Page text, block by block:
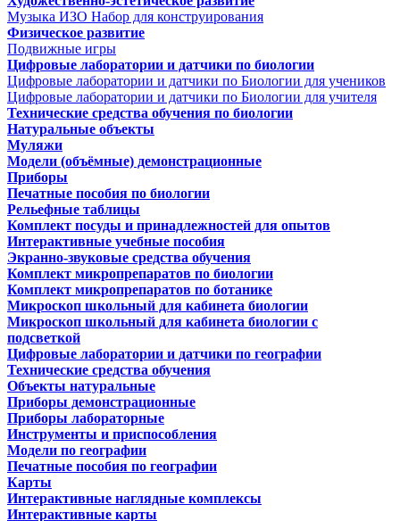
Музыка ИЗО Набор для конструирования
Физическое развитие
Подвижные игры
Цифровые лаборатории и датчики по биологии
Цифровые лаборатории и датчики по Биологии для учеников
Цифровые лаборатории и датчики по Биологии для учителя
Технические средства обучения по биологии
Натуральные объекты
Муляжи
Модели (объёмные) демонстрационные
Приборы
Печатные пособия по биологии
Рельефные таблицы
Комплект посуды и принадлежностей для опытов
Интерактивные учебные пособия
Экранно-звуковые средства обучения
Комплект микропрепаратов по биологии
Комплект микропрепаратов по ботанике
Микроскоп школьный для кабинета биологии
Микроскоп школьный для кабинета биологии с
подсветкой
Цифровые лаборатории и датчики по географии
Технические средства обучения
Объекты натуральные
Приборы демонстрационные
Приборы лабораторные
Инструменты и приспособления
Модели по географии
Печатные пособия по географии
Карты
Интерактивные наглядные комплексы
Интерактивные карты